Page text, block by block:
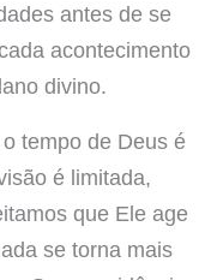
antes de se
acontecimento
divino.
tempo de Deus é
é limitada,
que Ele age
se torna mais